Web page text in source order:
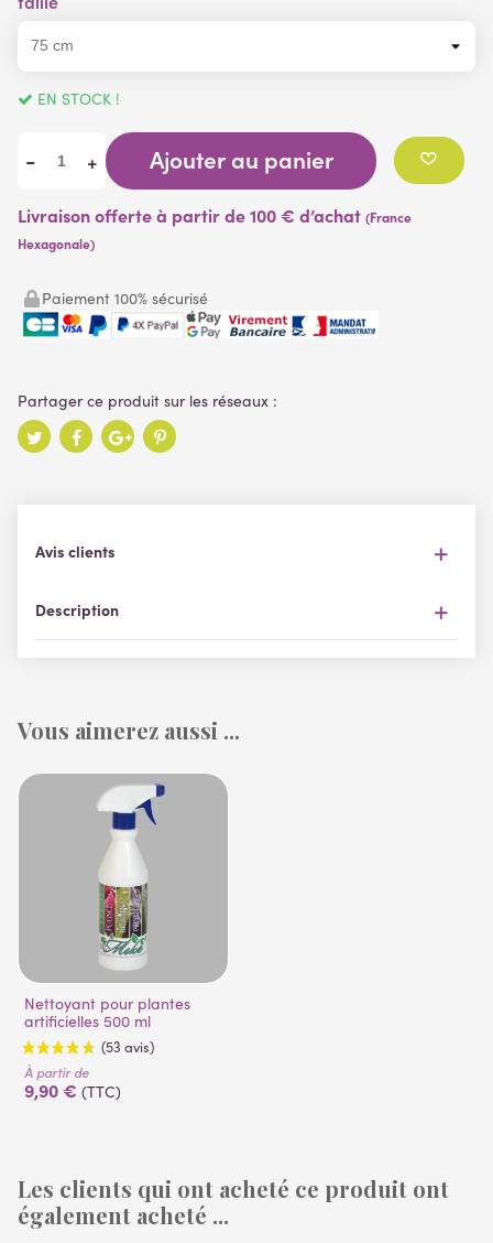
EN STOCK !
- + Ajouter au panier
Livraison offerte à partir de 100 € d’achat (France
Hexagonale)
Paiement 100% sécurisé
Description
Avis clients
Vous aimerez aussi ...
Nettoyant pour plantes
artificielles 500 ml
À partir de
9,90 € (TTC)
Les clients qui ont acheté ce produit ont
également acheté ...